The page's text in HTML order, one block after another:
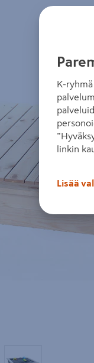
Tuotteen kuvaus -
K-
linkin
Lisää